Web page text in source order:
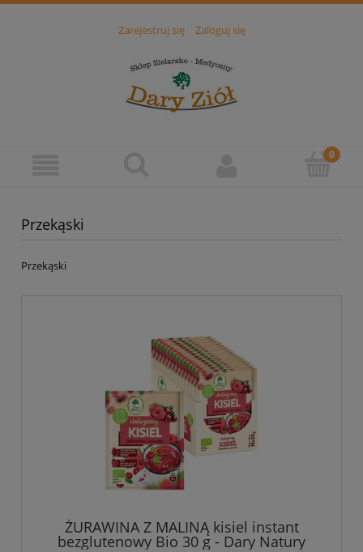
Zarejestruj się Zaloguj się
Przekąski
Przekąski
ŻURAWINA Z MALINĄ kisiel instant
bezglutenowy Bio 30 g - Dary Natury